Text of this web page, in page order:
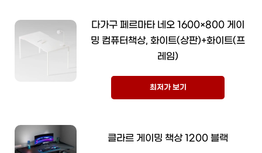
다가구 페르마타 네오 1600×800 게이
밍 컴퓨터책상, 화이트(상판)+화이트(프
레임)
최저가 보기
클라르 게이밍 책상 1200 블랙